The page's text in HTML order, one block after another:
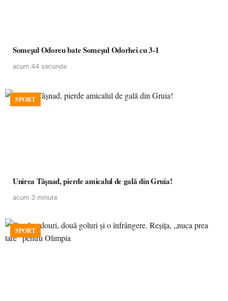
Someșul Odoreu bate Someșul Odorhei cu 3-1
acum 44 secunde
SPORT
Unirea Tășnad, pierde amicalul de gală din Gruia!
acum 3 minute
SPORT